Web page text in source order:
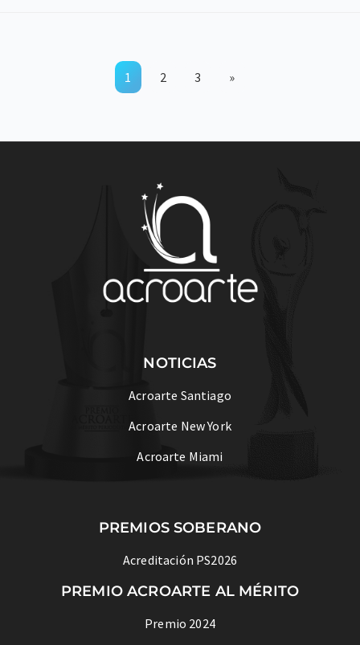
1 2 3 »
NOTICIAS
Acroarte Santiago
Acroarte New York
Acroarte Miami
PREMIOS SOBERANO
Acreditación PS2026
PREMIO ACROARTE AL MÉRITO
Premio 2024